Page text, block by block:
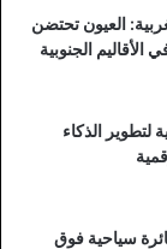
العيون تحتضن
الجنوبية
لتطوير الذكاء
سياحية فوق